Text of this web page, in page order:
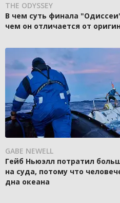
THE ODYSSEY
В чем суть финала
чем он отличается от
GABE NEWELL
Гейб Ньюэлл потратил
на суда, потому что
дна океана